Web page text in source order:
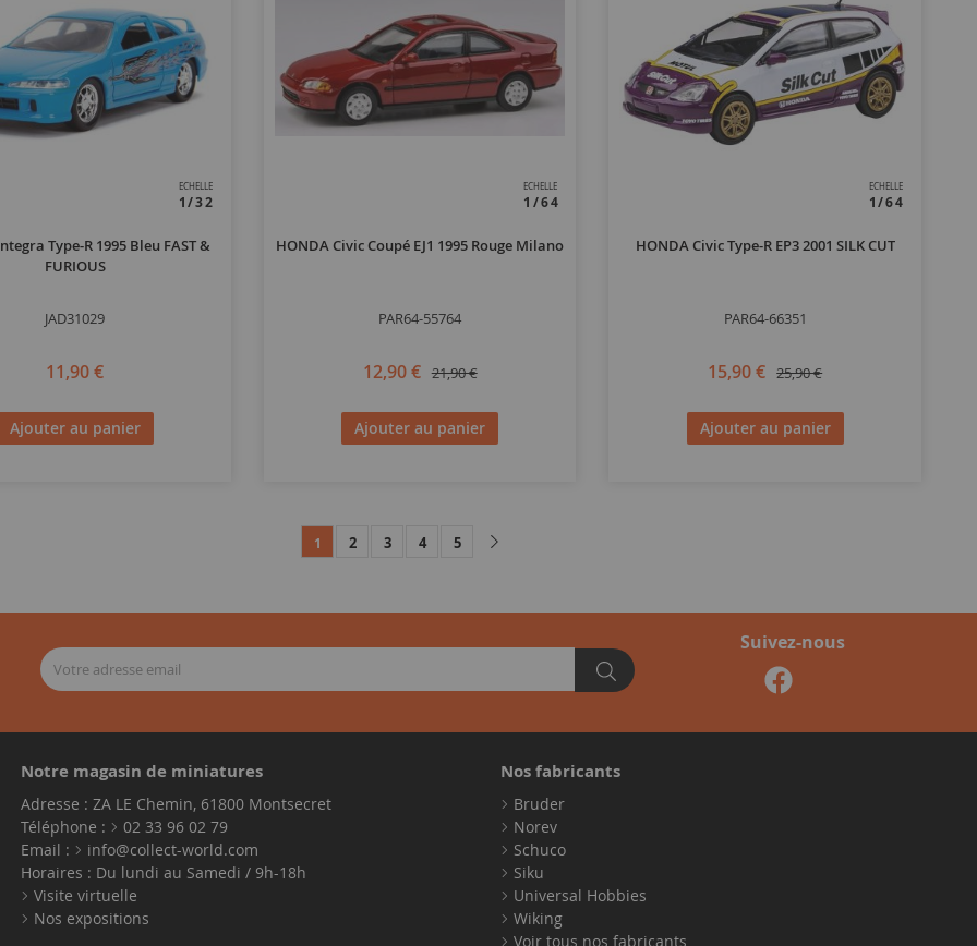
ECHELLE
1/32
Type-R 1995 Bleu FAST &
FURIOUS
JAD31029
11,90 €
Ajouter au panier
ECHELLE
1/64
HONDA Civic Coupé EJ1 1995 Rouge Milano
PAR64-55764
12,90 € 21,90 €
Ajouter au panier
ECHELLE
1/64
HONDA Civic Type-R EP3 2001 SILK CUT
PAR64-66351
15,90 € 25,90 €
Ajouter au panier
1 2 3 4 5
Suivez-nous
Notre magasin de miniatures
Adresse : ZA LE Chemin, 61800 Montsecret
Téléphone :
02 33 96 02 79
Email :
info@collect-world.com
Horaires : Du lundi au Samedi / 9h-18h
Visite virtuelle
Nos expositions
Nos fabricants
Bruder
Norev
Schuco
Siku
Universal Hobbies
Wiking
Voir tous nos fabricants